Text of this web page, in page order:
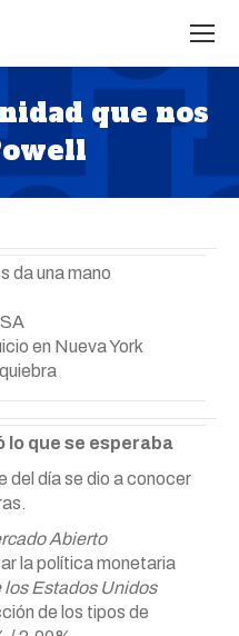
que nos
aquí:
da una mano
en Nueva York
lo que se esperaba
del día se dio a conocer
Abierto
la política monetaria
los Estados Unidos
de los tipos de